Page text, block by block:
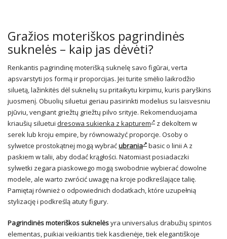
Gražios moteriškos pagrindinės
suknelės – kaip jas dėvėti?
Renkantis pagrindinę moterišką suknelę savo figūrai, verta
apsvarstyti jos formą ir proporcijas. Jei turite smėlio laikrodžio
siluetą, lažinkitės dėl suknelių su pritaikytu kirpimu, kuris paryškins
juosmenį. Obuolių siluetui geriau pasirinkti modelius su laisvesniu
pjūviu, vengiant griežtų griežtų pilvo srityje. Rekomenduojama
kriaušių siluetui dresowa sukienka z kapturem
z dekoltem w
serek lub kroju empire, by równoważyć proporcje. Osoby o
sylwetce prostokątnej mogą wybraćubrania
basic o linii A z
paskiem w talii, aby dodać krągłości. Natomiast posiadaczki
sylwetki zegara piaskowego mogą swobodnie wybierać dowolne
modele, ale warto zwrócić uwagę na kroje podkreślające talię.
Pamiętaj również o odpowiednich dodatkach, które uzupełnią
stylizację i podkreślą atuty figury.
Pagrindinės moteriškos suknelėsyra universalus drabužių spintos
elementas, puikiai veikiantis tiek kasdienėje, tiek elegantiškoje